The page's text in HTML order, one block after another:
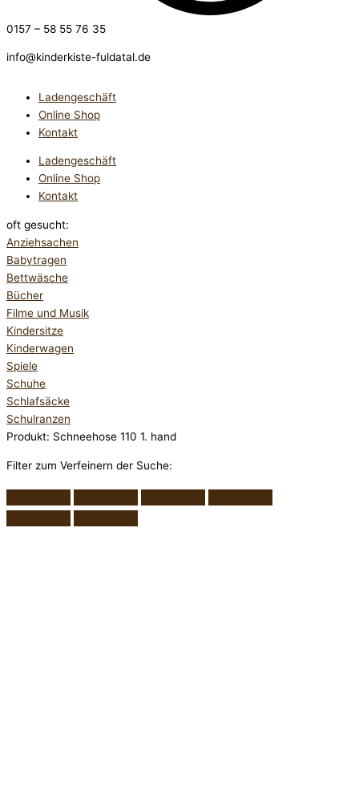
0157 – 58 55 76 35
info@kinderkiste-fuldatal.de
Ladengeschäft
Online Shop
Kontakt
Ladengeschäft
Online Shop
Kontakt
oft gesucht:
Anziehsachen
Babytragen
Bettwäsche
Bücher
Filme und Musik
Kindersitze
Kinderwagen
Spiele
Schuhe
Schlafsäcke
Schulranzen
Produkt: Schneehose 110 1. hand
Filter zum Verfeinern der Suche: